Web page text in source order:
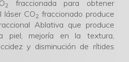
2
fraccionada para obtener
láser CO2 fraccionado produce
Ablativa que produce
piel, mejoría en la textura,
y disminución de rítides